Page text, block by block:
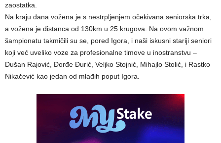
zaostatka.
Na kraju dana vožena je s nestrpljenjem očekivana seniorska trka,
a vožena je distanca od 130km u 25 krugova. Na ovom važnom
šampionatu takmičili su se, pored Igora, i naši iskusni stariji seniori
koji već uveliko voze za profesionalne timove u inostranstvu –
Dušan Rajović, Đorđe Đurić, Veljko Stojnić, Mihajlo Stolić, i Rastko
Nikačević kao jedan od mlađih poput Igora.